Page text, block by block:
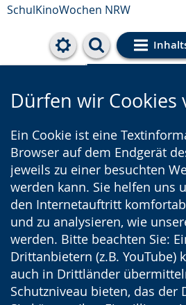
SchulKinoWochen NRW
Cookie-
Dürfen wir Cookies
Ein Cookie ist eine
Browser auf dem Endgerät
jeweils zu einer besuchten
werden kann. Sie helfen uns
den Internetauftritt
und zu analysieren, wie
werden. Bitte beachten Sie:
Drittanbietern (z.B. YouTube)
auch in Drittländer
Schutzniveau bieten, das der